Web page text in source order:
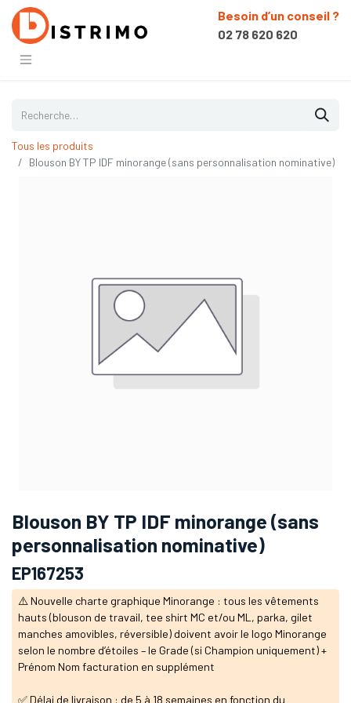
Besoin d’un conseil ?
02 78 620 620
Tous les produits
Blouson BY TP IDF minorange (sans personnalisation nominative)
Blouson BY TP IDF minorange (sans
personnalisation nominative)
EP167253
⚠️ Nouvelle charte graphique Minorange : tous les vêtements
hauts (blouson de travail, tee shirt MC et/ou ML, parka, gilet
manches amovibles, réversible) doivent avoir le logo Minorange
selon le nombre d’étoiles – le Grade (si Champion uniquement) +
Prénom Nom facturation en supplément
✅ Délai de livraison : de 5 à 18 semaines en fonction du